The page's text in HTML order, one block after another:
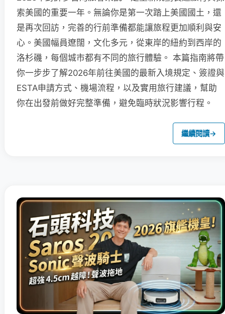
索美國的重要一年。無論你是第一次踏上美國國土，還
是再次回訪，完善的行前準備都能讓旅程更加順利與安
心。美國幅員遼闊，文化多元，從東岸的紐約到西岸的
洛杉磯，每個城市都有不同的旅行體驗。 本篇指南將帶
你一步步了解2026年前往美國的最新入境規定、簽證與
ESTA申請方式、機場流程，以及實用旅行建議，幫助
你在出發前做好完整準備，避免臨時狀況影響行程。
繼續閱讀→